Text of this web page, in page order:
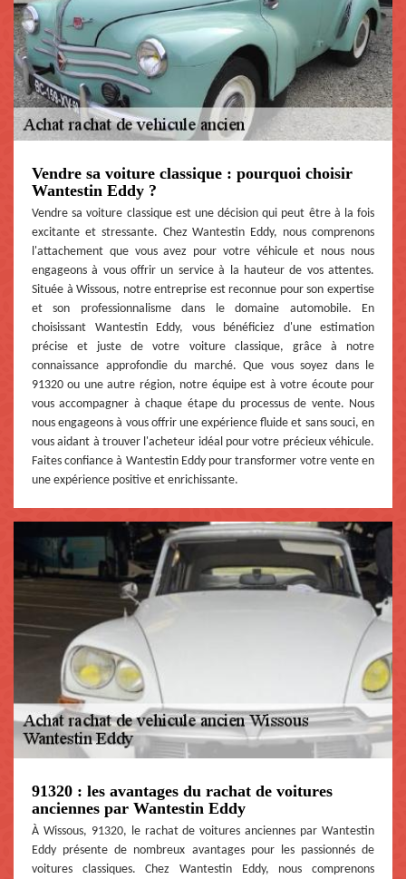
Vendre sa voiture classique : pourquoi choisir
Wantestin Eddy ?
Vendre sa voiture classique est une décision qui peut être à la fois
excitante et stressante. Chez Wantestin Eddy, nous comprenons
l'attachement que vous avez pour votre véhicule et nous nous
engageons à vous offrir un service à la hauteur de vos attentes.
Située à Wissous, notre entreprise est reconnue pour son expertise
et son professionnalisme dans le domaine automobile. En
choisissant Wantestin Eddy, vous bénéficiez d'une estimation
précise et juste de votre voiture classique, grâce à notre
connaissance approfondie du marché. Que vous soyez dans le
91320 ou une autre région, notre équipe est à votre écoute pour
vous accompagner à chaque étape du processus de vente. Nous
nous engageons à vous offrir une expérience fluide et sans souci, en
vous aidant à trouver l'acheteur idéal pour votre précieux véhicule.
Faites confiance à Wantestin Eddy pour transformer votre vente en
une expérience positive et enrichissante.
91320 : les avantages du rachat de voitures
anciennes par Wantestin Eddy
À Wissous, 91320, le rachat de voitures anciennes par Wantestin
Eddy présente de nombreux avantages pour les passionnés de
voitures classiques. Chez Wantestin Eddy, nous comprenons